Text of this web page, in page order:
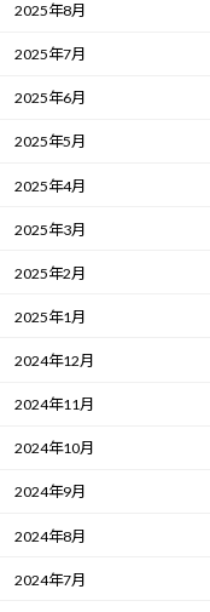
2025年8月
2025年7月
2025年6月
2025年5月
2025年4月
2025年3月
2025年2月
2025年1月
2024年12月
2024年11月
2024年10月
2024年9月
2024年8月
2024年7月